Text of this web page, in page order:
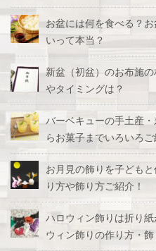
お盆には何を食べる？
いって本当？
新盆（初盆）のお布施
やタイミングは？
バーベキューの手土産
らお菓子までいろいろご
お月見の飾りを子ども
り方や飾り方ご紹介！
ハロウィン飾りは折り
ウィン飾りの作り方・飾